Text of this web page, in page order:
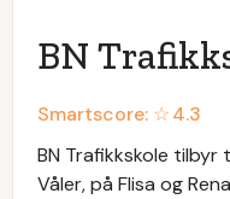
BN
Smartscore: ☆4.3
BN Trafikkskole
Våler, på Flisa og